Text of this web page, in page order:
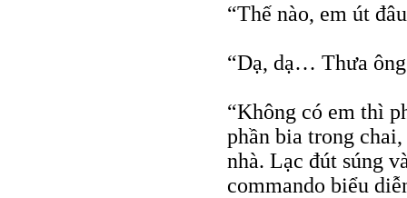
“Thế nào, em út
“Dạ, dạ… Thưa
“Không có em thì
phần bia trong
nhà. Lạc đút súng
commando biểu